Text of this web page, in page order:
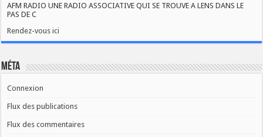
AFM RADIO UNE RADIO ASSOCIATIVE QUI SE TROUVE A LENS DANS LE
PAS DE C
Rendez-vous ici
Méta
Connexion
Flux des publications
Flux des commentaires